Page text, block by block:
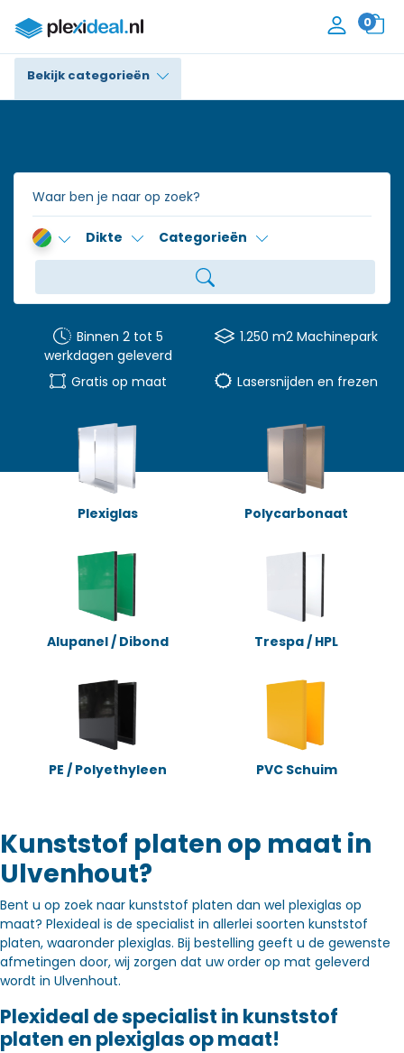
0
Bekijk categorieën
Trespa® / HPL
Alupanel / Dibond®
Accessoires
Dikte Categorieën
Binnen 2 tot 5
werkdagen geleverd
1.250 m2 Machinepark
Gratis op maat Lasersnijden en frezen
Plexiglas Polycarbonaat
Alupanel / Dibond Trespa / HPL
PE / Polyethyleen PVC Schuim
Kunststof platen op maat in
Ulvenhout?
Bent u op zoek naar kunststof platen dan wel plexiglas op
maat? Plexideal is de specialist in allerlei soorten kunststof
platen, waaronder plexiglas. Bij bestelling geeft u de gewenste
afmetingen door, wij zorgen dat uw order op mat geleverd
wordt in Ulvenhout.
Plexideal de specialist in kunststof
platen en plexiglas op maat!